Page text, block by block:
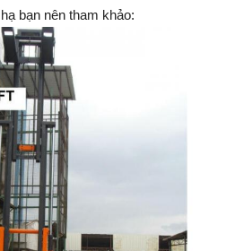
bạn nên tham khảo: